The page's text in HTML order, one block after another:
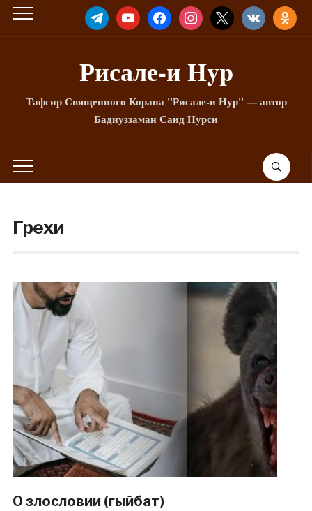
TELEGRAMYOUTUBEFACEBOOKINSTAGRAM
X VKONTAKTE
Рисале-и Hyp
Тафсир Священного Корана "Рисале-и Нур" — автор
Бадиуззаман Саид Нурси
Грехи
О злословии (гыйбат)